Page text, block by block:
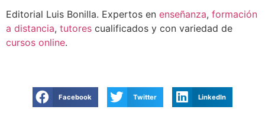
Editorial Luis Bonilla. Expertos en enseñanza, formación
a distancia, tutores cualificados y con variedad de
cursos online.
Facebook Twitter LinkedIn